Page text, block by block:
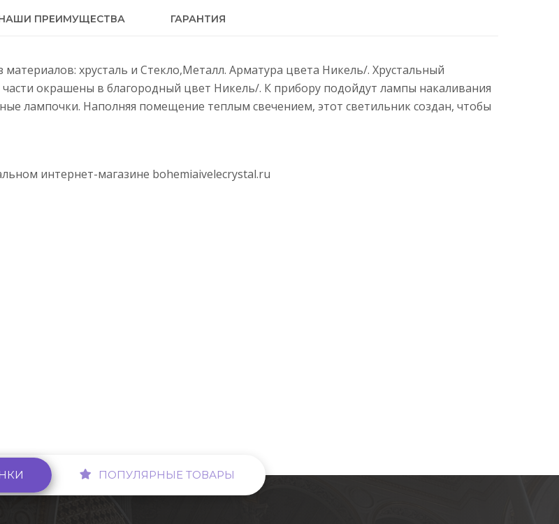
ПРЕИМУЩЕСТВА ГАРАНТИЯ
хрусталь и Стекло,Металл. Арматура цвета Никель/. Хрустальный
окрашены в благородный цвет Никель/. К прибору подойдут лампы накаливания
лампочки. Наполняя помещение теплым свечением, этот светильник создан, чтобы
интернет-магазине bohemiaivelecrystal.ru
ПОПУЛЯРНЫЕ ТОВАРЫ